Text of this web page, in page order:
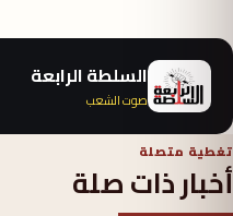
السلطة الرابعة
صوت الشعب
تغطية متصلة
أخبار ذات صلة